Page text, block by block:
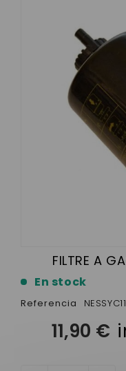
FILTRE A
En stock
Referencia
11,90 €